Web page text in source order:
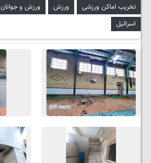
تخریب اماکن ورزشی
ورزش ورزش و جوانان
اسرائیل